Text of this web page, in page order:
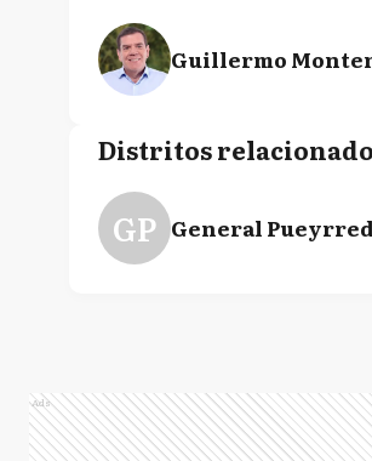
Guillermo
Distritos
GP General
Ads